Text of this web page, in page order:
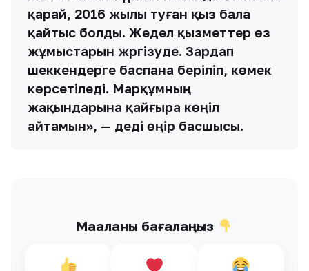
қарай, 2016 жылы туған қыз бала
қайтыс болды. Жедел қызметтер өз
жұмыстарын жүргізуде. Зардап
шеккендерге баспана беріліп, көмек
көрсетіледі. Марқұмның
жақындарына қайғыра көңіл
айтамын», — деді өңір басшысы.
Мақаланы бағалаңыз